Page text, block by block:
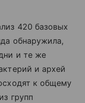
420 базовых
обнаружила,
и те же
и архей
к общему
групп